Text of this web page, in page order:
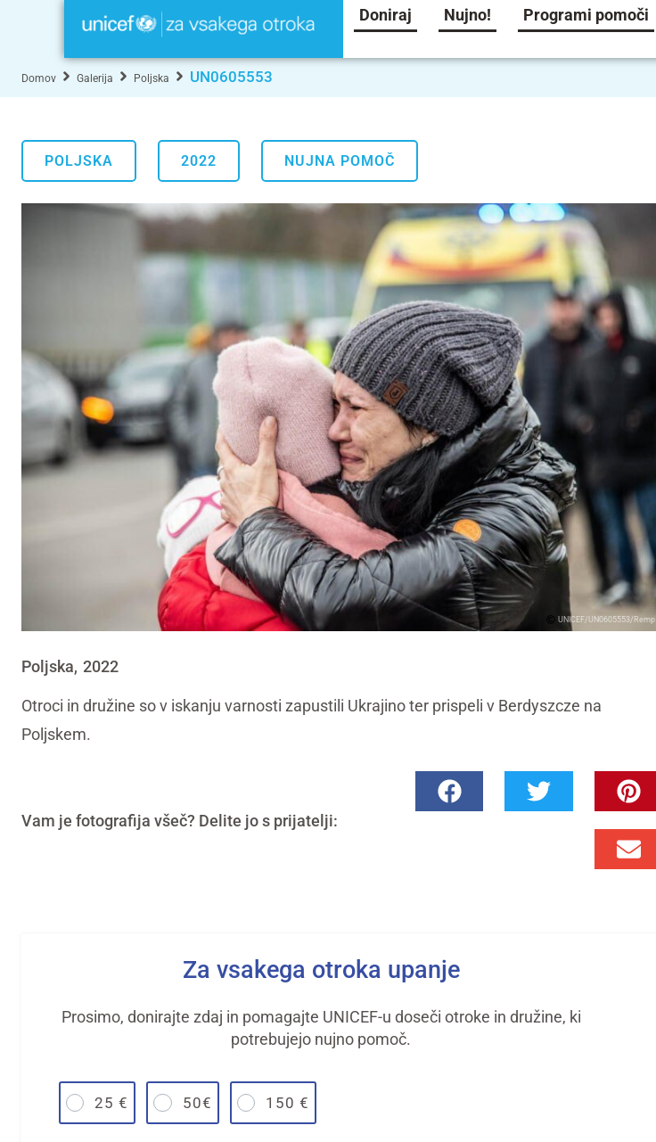
Doniraj Nujno! Programi pomoči
Domov Galerija Poljska UN0605553
POLJSKA 2022 NUJNA POMOČ
UNICEF/UN0605553/Remp
Poljska, 2022
Otroci in družine so v iskanju varnosti zapustili Ukrajino ter prispeli v Berdyszcze na
Poljskem.
Vam je fotografija všeč? Delite jo s prijatelji:
Za vsakega otroka upanje
Prosimo, donirajte zdaj in pomagajte UNICEF-u doseči otroke in družine, ki
potrebujejo nujno pomoč.
25 € 50€ 150 €